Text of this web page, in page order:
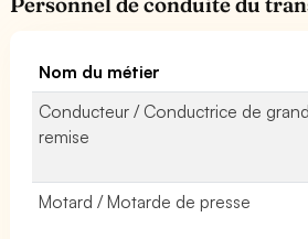
Nom du métier
Conducteur / Conductrice de
remise
Motard / Motarde de presse